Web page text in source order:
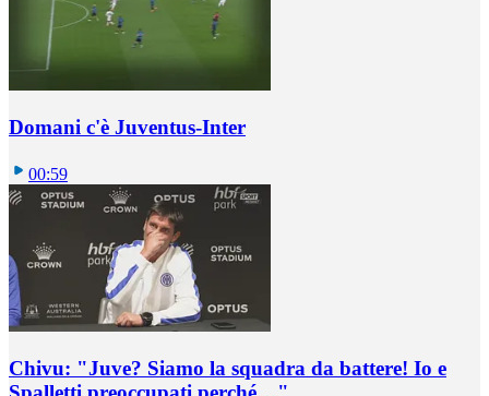
Domani c'è Juventus-Inter
00:59
Chivu: "Juve? Siamo la squadra da battere! Io e